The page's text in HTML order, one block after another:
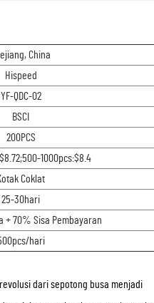
China
Hispeed
YF-QDC-02
BSCI
200PCS
1000pcs:$8.4
Coklat
25-30hari
+ 70% Sisa Pembayaran
hari
dari sepotong busa menjadi